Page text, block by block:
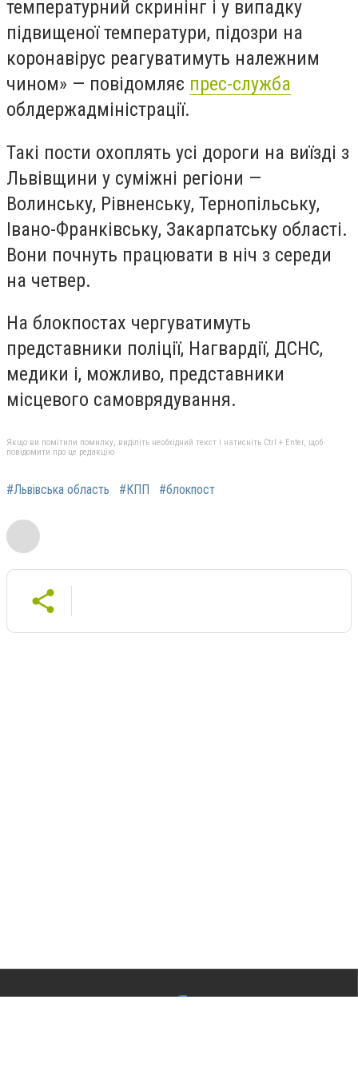
температурний скринінг і у випадку
підвищеної температури, підозри на
коронавірус реагуватимуть належним
чином» — повідомляє прес-служба
облдержадміністрації.
Такі пости охоплять усі дороги на виїзді з
Львівщини у суміжні регіони —
Волинську, Рівненську, Тернопільську,
Івано-Франківську, Закарпатську області.
Вони почнуть працювати в ніч з середи
на четвер.
На блокпостах чергуватимуть
представники поліції, Нагвардії, ДСНС,
медики і, можливо, представники
місцевого самоврядування.
Якщо ви помітили помилку, виділіть необхідний текст і натисніть Ctrl + Enter, щоб
повідомити про це редакцію
#Львівська область #КПП #блокпост